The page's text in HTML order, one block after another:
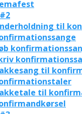
til
til
til